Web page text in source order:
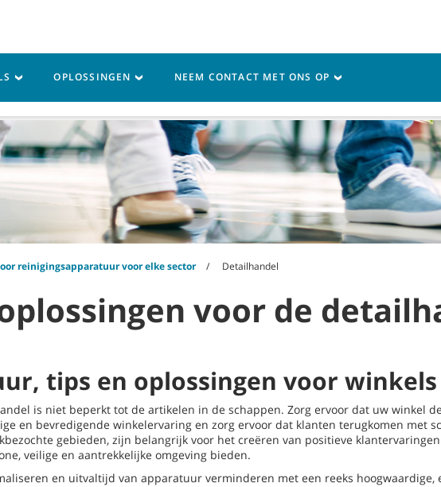
Onderdelen Service Resources
reinigingsapparatuur voor elke sector Detailhandel
voor de
tips en oplossingen voor winkels
is niet beperkt tot de artikelen in de schappen. Zorg ervoor dat uw winkel
en bevredigende winkelervaring en zorg ervoor dat klanten terugkomen met
gebieden, zijn belangrijk voor het creëren van positieve
veilige en aantrekkelijke omgeving bieden.
en uitvaltijd van apparatuur verminderen met een reeks hoogwaardige,
OPLOSSINGEN NEEM CONTACT MET ONS OP